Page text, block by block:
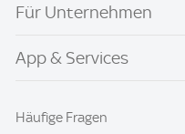
Für Unternehmen
App & Services
Häufige Fragen